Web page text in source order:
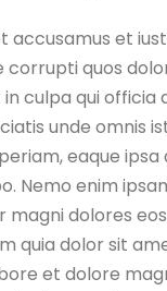
accusamus et
corrupti quos
in culpa qui
unde omnis
eaque
Nemo enim
magni dolores
quia dolor sit
et dolore